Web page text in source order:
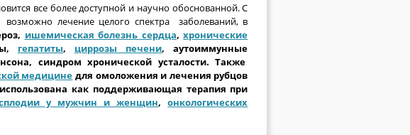
все более доступной и научно обоснованной. С
лечение целого спектра заболеваний, в
ишемическая болезнь сердца,хронические
гепатиты, циррозы печени, аутоиммунные
синдром хронической усталости. Также
медицине для омоложения и лечения рубцов
как поддерживающая терапия при
у мужчин и женщин,онкологических